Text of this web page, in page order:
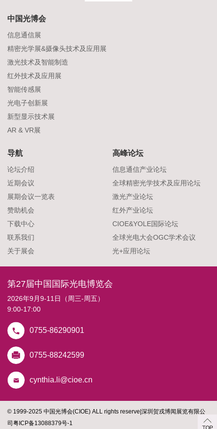
中国光博会
信息通信展
精密光学展&摄像头技术及应用展
激光技术及智能制造
红外技术及应用展
智能传感展
光电子创新展
新型显示技术展
AR & VR展
导航
论坛介绍
近期会议
展期会议一览表
赞助机会
下载中心
联系我们
关于展会
高峰论坛
信息通信产业论坛
全球精密光学技术及应用论坛
激光产业论坛
红外产业论坛
CIOE&YOLE国际论坛
全球光电大会OGC学术会议
光+应用论坛
第27届中国国际光电博览会
2026年9月9-11日（周三-周五）
9:00-17:00
0755-86290901
0755-88242599
cynthia.li@cioe.cn
© 1999-2025 中国光博会(CIOE) ALL rights reserve|深圳贺戎博闻展览有限公
司粤ICP备13088379号-1